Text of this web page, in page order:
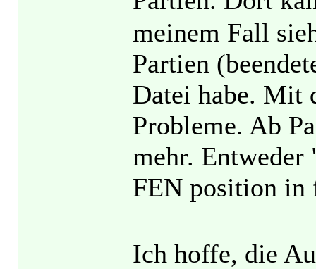
meinem Fall
Partien
Datei habe. Mit
Probleme. Ab
mehr.
FEN position
Ich hoffe, die